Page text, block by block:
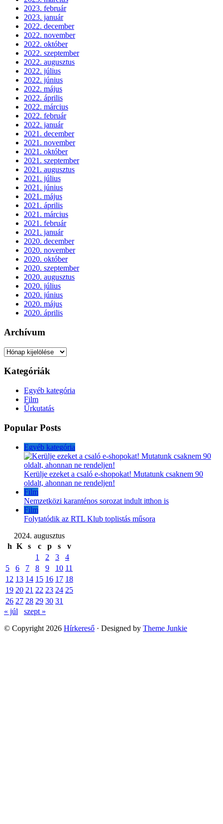
2023. február
2023. január
2022. december
2022. november
2022. október
2022. szeptember
2022. augusztus
2022. július
2022. június
2022. május
2022. április
2022. március
2022. február
2022. január
2021. december
2021. november
2021. október
2021. szeptember
2021. augusztus
2021. július
2021. június
2021. május
2021. április
2021. március
2021. február
2021. január
2020. december
2020. november
2020. október
2020. szeptember
2020. augusztus
2020. július
2020. június
2020. május
2020. április
Archívum
Archívum
Kategóriák
Egyéb kategória
Film
Űrkutatás
Popular Posts
Egyéb kategória
Kerülje ezeket a csaló e-shopokat! Mutatunk csaknem 90
oldalt, ahonnan ne rendeljen!
Film
Nemzetközi karanténos sorozat indult itthon is
Film
Folytatódik az RTL Klub toplistás műsora
2024. augusztus
h K s c p s
v
1
2 3
4
5
6 7 8 9 10 11
12 13 14 15 16 17 18
19 20 21 22 23 24 25
26 27 28 29 30 31
« júl
szept »
© Copyright 2026 Hírkereső · Designed by Theme Junkie